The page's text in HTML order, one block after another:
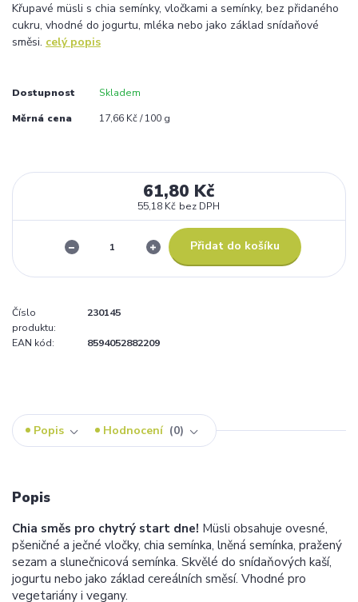
Křupavé müsli s chia semínky, vločkami a semínky, bez přidaného
cukru, vhodné do jogurtu, mléka nebo jako základ snídaňové
směsi. celý popis
Dostupnost Skladem
Měrná cena 17,66 Kč / 100 g
61,80 Kč
55,18 Kč bez DPH
Přidat do košíku
Číslo
produktu:
230145
EAN kód: 8594052882209
Popis Hodnocení 0
Popis
Chia směs pro chytrý start dne! Müsli obsahuje ovesné,
pšeničné a ječné vločky, chia semínka, lněná semínka, pražený
sezam a slunečnicová semínka. Skvělé do snídaňových kaší,
jogurtu nebo jako základ cereálních směsí. Vhodné pro
vegetariány i vegany.